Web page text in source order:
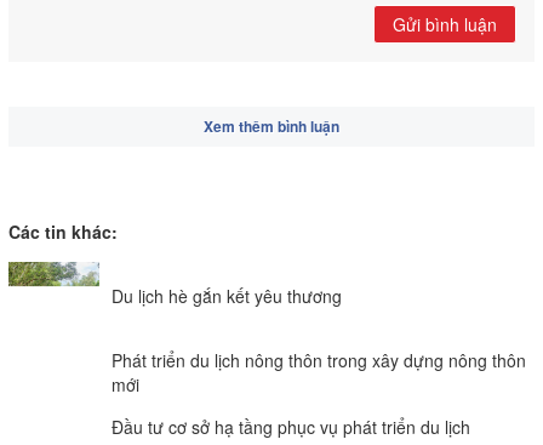
Gửi bình luận
Xem thêm bình luận
Các tin khác:
Du lịch hè gắn kết yêu thương
Phát triển du lịch nông thôn trong xây dựng nông thôn
mới
Đầu tư cơ sở hạ tầng phục vụ phát triển du lịch